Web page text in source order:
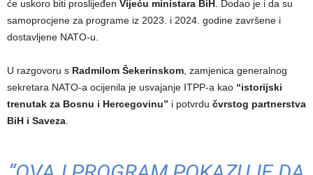
će uskoro biti proslijeđen Vijeću ministara BiH . Dodao je i da su
samoprocjene za programe iz 2023. i 2024. godine završene i
dostavljene NATO-u.
U razgovoru s Radmilom Šekerinskom , zamjenica generalnog
sekretara NATO-a ocijenila je usvajanje ITPP-a kao “istorijski
trenutak za Bosnu i Hercegovinu” i potvrdu čvrstog partnerstva
BiH i Saveza